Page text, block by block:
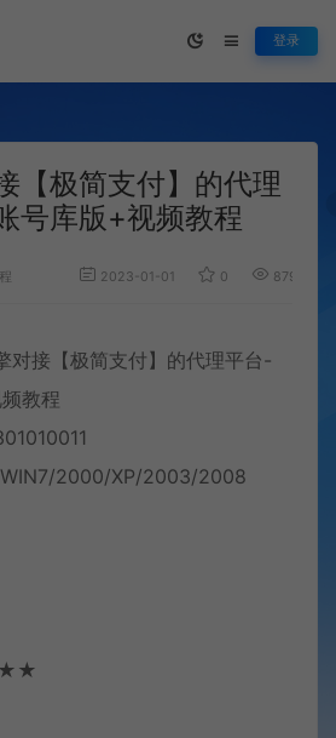
登录
【极简支付】的代理
号库版+视频教程
2023-01-01 0 879
对接【极简支付】的代理平台-
教程
WIN7/2000/XP/2003/2008